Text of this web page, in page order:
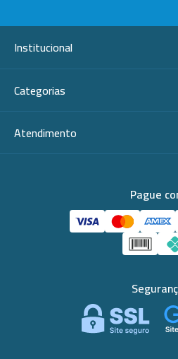
Institucional
Categorias
Atendimento
Pague